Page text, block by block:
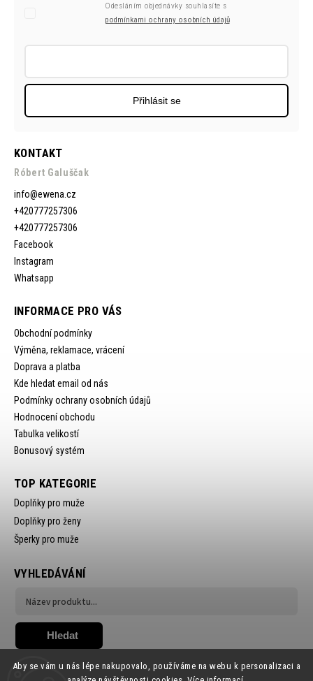
Aby se vám u nás lépe nakupovalo, používáme na webu k personalizaci a
KONTAKT
Róbert Galuščak
info@ewena.cz
+420777257306
+420777257306
Facebook
Instagram
Whatsapp
INFORMACE PRO VÁS
Obchodní podmínky
Výměna, reklamace, vrácení
Doprava a platba
Kde hledat email od nás
Podmínky ochrany osobních údajů
Hodnocení obchodu
Tabulka velikostí
Bonusový systém
Odesláním objednávky souhlasíte s
podmínkami ochrany osobních údajů
Přihlásit se
TOP KATEGORIE
Doplňky pro muže
Doplňky pro ženy
Šperky pro muže
VYHLEDÁVÁNÍ
Hledat